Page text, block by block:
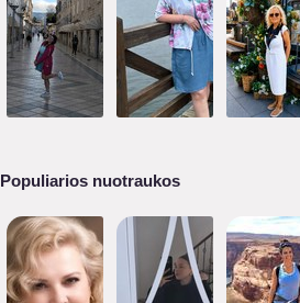
Populiarios nuotraukos